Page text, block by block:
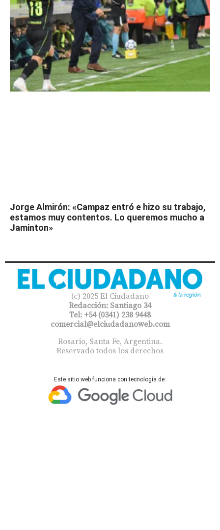
Jorge Almirón: «Campaz entró e hizo su trabajo,
estamos muy contentos. Lo queremos mucho a
Jaminton»
(c) 2025 El Ciudadano
Redacción: Santiago 34
Tel: +54 (0341) 238 9448
comercial@elciudadanoweb.com​
Rosario, Santa Fe, Argentina.
Reservado todos los derechos
Este sitio web funciona con tecnología de: